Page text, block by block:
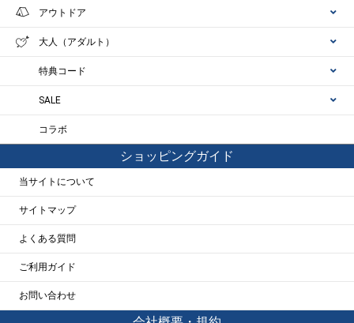
アウトドア
大人（アダルト）
特典コード
SALE
コラボ
ショッピングガイド
当サイトについて
サイトマップ
よくある質問
ご利用ガイド
お問い合わせ